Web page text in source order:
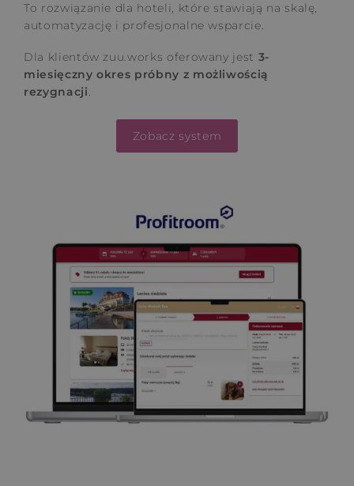
To rozwiązanie dla hoteli, które stawiają na skalę,
automatyzację i profesjonalne wsparcie.
Dla klientów zuu.works oferowany jest 3-
miesięczny okres próbny z możliwością
rezygnacji.
Zobacz system